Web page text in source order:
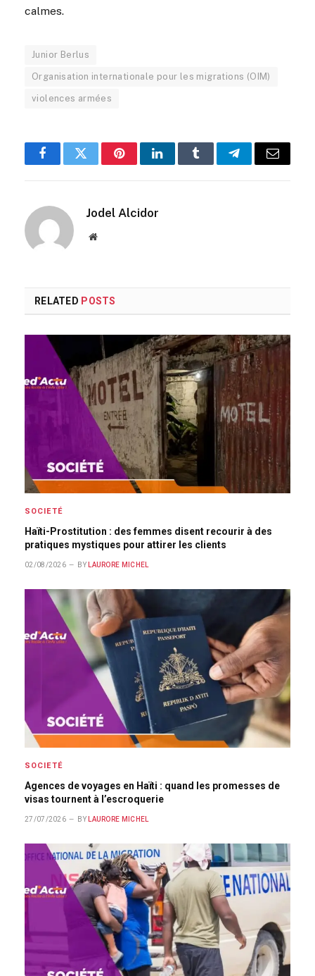
calmes.
Junior Berlus
Organisation internationale pour les migrations (OIM)
violences armées
FacebookTwitterPinterestLinkedInTumblrTelegramEmail
Jodel Alcidor
Website
RELATED POSTS
SOCIETÉ
Haïti-Prostitution : des femmes disent recourir à des
pratiques mystiques pour attirer les clients
02/08/2026 BY LAURORE MICHEL
SOCIETÉ
Agences de voyages en Haïti : quand les promesses de
visas tournent à l’escroquerie
27/07/2026 BY LAURORE MICHEL